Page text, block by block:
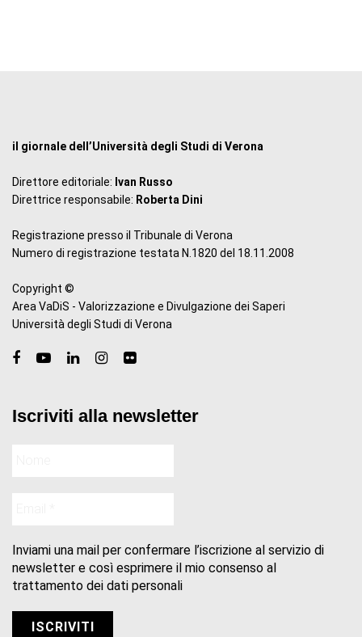
il giornale dell’Università degli Studi di Verona
Direttore editoriale: Ivan Russo
Direttrice responsabile: Roberta Dini
Registrazione presso il Tribunale di Verona
Numero di registrazione testata N.1820 del 18.11.2008
Copyright ©
Area VaDiS - Valorizzazione e Divulgazione dei Saperi
Università degli Studi di Verona
Iscriviti alla newsletter
Inviami una mail per confermare l’iscrizione al servizio di
newsletter e così esprimere il mio consenso al
trattamento dei dati personali